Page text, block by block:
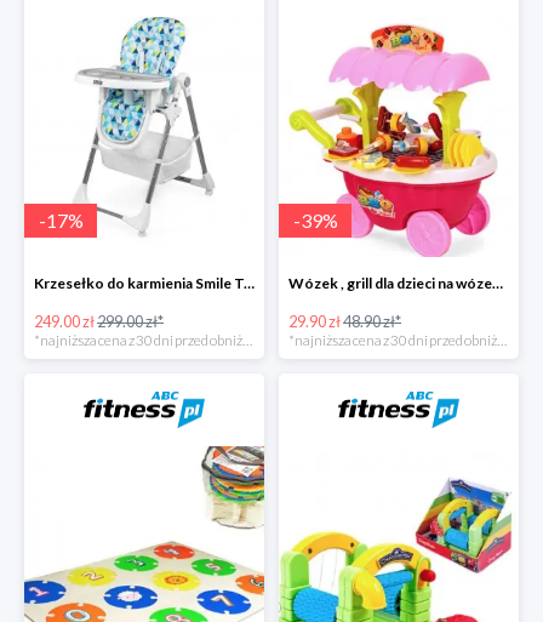
-17%
Krzesełko do karmienia Smile Trójkąty
249.00 zł299.00 zł*
*najniższa cena z 30 dni przed obniżką
-39%
Wózek , grill dla dzieci na wózeczku
29.90 zł48.90 zł*
*najniższa cena z 30 dni przed obniżką